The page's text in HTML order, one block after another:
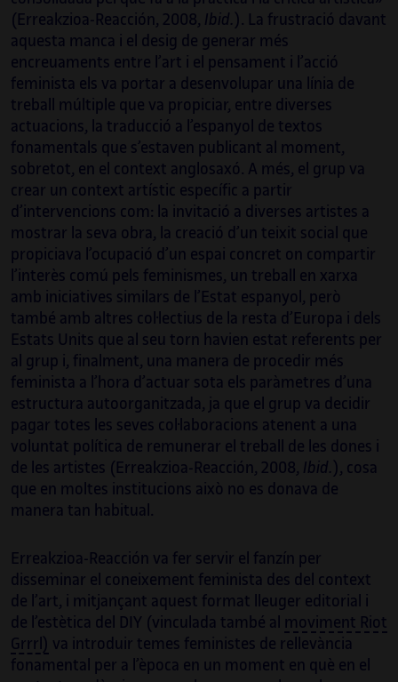
(Erreakzioa-Reacción, 2008, Ibid. ). La frustració davant
aquesta manca i el desig de generar més
encreuaments entre l’art i el pensament i l’acció
feminista els va portar a desenvolupar una línia de
treball múltiple que va propiciar, entre diverses
actuacions, la traducció a l’espanyol de textos
fonamentals que s’estaven publicant al moment,
sobretot, en el context anglosaxó. A més, el grup va
crear un context artístic específic a partir
d’intervencions com: la invitació a diverses artistes a
mostrar la seva obra, la creació d’un teixit social que
propiciava l’ocupació d’un espai concret on compartir
l’interès comú pels feminismes, un treball en xarxa
amb iniciatives similars de l’Estat espanyol, però
també amb altres col·lectius de la resta d’Europa i dels
Estats Units que al seu torn havien estat referents per
al grup i, finalment, una manera de procedir més
feminista a l’hora d’actuar sota els paràmetres d’una
estructura autoorganitzada, ja que el grup va decidir
pagar totes les seves col·laboracions atenent a una
voluntat política de remunerar el treball de les dones i
de les artistes (Erreakzioa-Reacción, 2008, Ibid. ), cosa
que en moltes institucions això no es donava de
manera tan habitual.
Erreakzioa-Reacción va fer servir el fanzín per
disseminar el coneixement feminista des del context
de l’art, i mitjançant aquest format lleuger editorial i
de l’estètica del DIY (vinculada també al moviment Riot
Grrrl) va introduir temes feministes de rellevància
fonamental per a l’època en un moment en què en el